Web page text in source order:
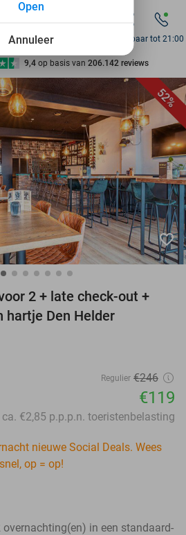
10+ miljoen leden
9,4 op basis van 206.142 reviews
Ontdek 15.000+ deals
per week beschikbaar
10+ miljoen leden
Bereikbaar tot 21:00
52%
favorite_border
2 + late check-out +
hartje Den Helder
Regulier €246
€119
ca. €2,85 p.p.p.n. toeristenbelasting
nieuwe Social Deals. Wees
snel, op = op!
in een standaard-
Annuleer
Open